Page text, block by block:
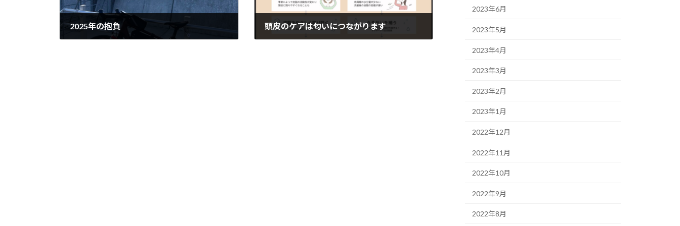
2025年の抱負 頭皮のケアは匂いにつながります
2023年6月
2023年5月
2023年4月
2023年3月
2023年2月
2023年1月
2022年12月
2022年11月
2022年10月
2022年9月
2022年8月